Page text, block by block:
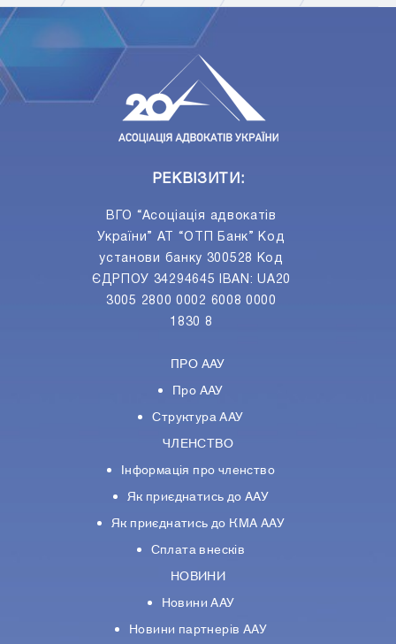
РЕКВІЗИТИ:
ВГО “Асоціація адвокатів
України” АТ “ОТП Банк” Код
установи банку 300528 Код
ЄДРПОУ 34294645 IBAN: UA20
3005 2800 0002 6008 0000
1830 8
ПРО ААУ
Про ААУ
Структура ААУ
ЧЛЕНСТВО
Інформація про членство
Як приєднатись до ААУ
Як приєднатись до КМА ААУ
Сплата внесків
НОВИНИ
Новини ААУ
Новини партнерiв ААУ